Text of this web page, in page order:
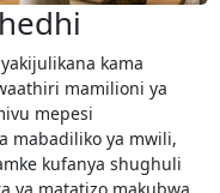
kama
mamilioni ya
mepesi
mabadiliko ya mwili,
kufanya shughuli